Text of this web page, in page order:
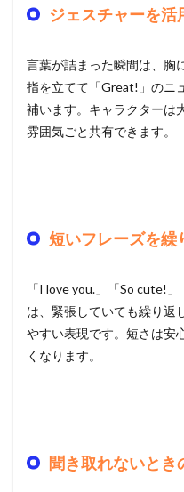
ジェスチャーを活
言葉が詰まった瞬間は、胸
指を立てて「Great!」のニ
補います。キャラクターは
雰囲気ごと共有できます。
短いフレーズを繰
「I love you.」「So cute!
は、緊張していても繰り返
やすい表現です。短さは安
くなります。
聞き取れないとき